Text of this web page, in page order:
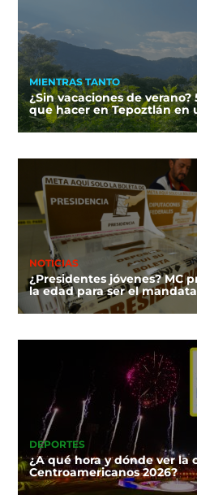
MIENTRAS TANTO
¿Sin vacaciones de
que hacer en Tepoztlán en
NOTICIAS
¿Presidentes jóvenes? MC
la edad para ser el
DEPORTES
¿A qué hora y dónde ver la
Centroamericanos 2026?